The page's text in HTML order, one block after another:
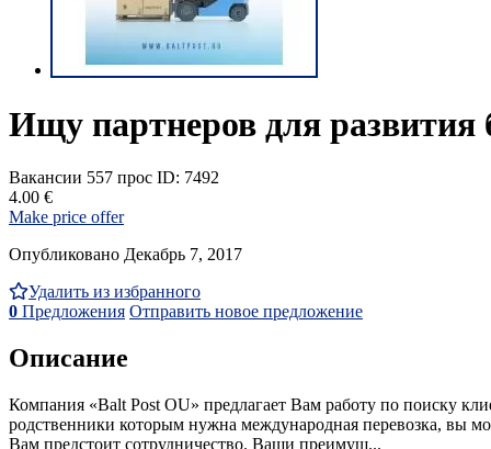
Ищу партнеров для развития
Вакансии 557 прос ID: 7492
4.00 €
Make price offer
Опубликовано Декабрь 7, 2017
Удалить из избранного
0 Предложения Отправить новое предложение
Описание
Компания «Balt Post OU» предлагает Вам работу по поиску
родственники которым нужна международная перевозка, вы
Вам предстоит сотрудничество. Ваши преимущ...